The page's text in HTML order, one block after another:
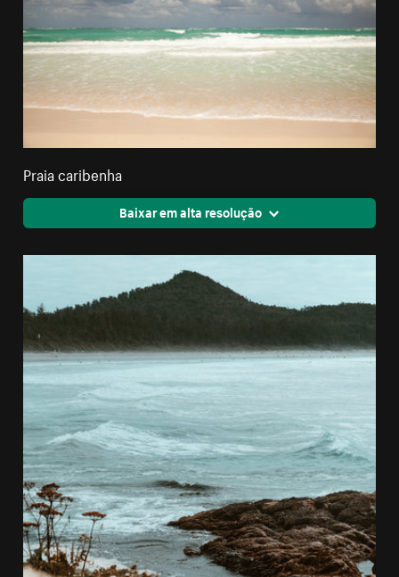
Praia caribenha
Baixar em alta resolução